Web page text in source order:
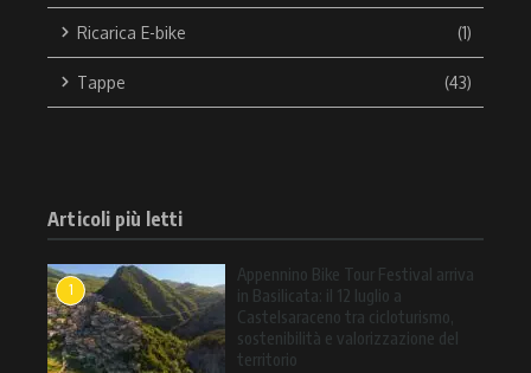
Ricarica E-bike (1)
Tappe (43)
Articoli più letti
1
Appennino Bike Tour Festival arriva
in Basilicata: il 12 luglio a
Castelsaraceno tra cicloturismo,
sostenibilità e valorizzazione del
territorio